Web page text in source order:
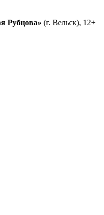
Рубцова» (г. Вельск), 12+